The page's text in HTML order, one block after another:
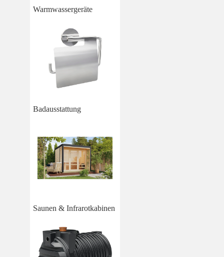
Warmwassergeräte
Badausstattung
Saunen & Infrarotkabinen